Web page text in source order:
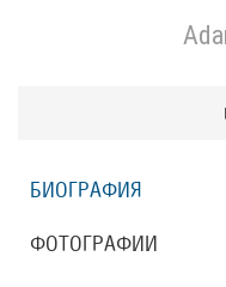
БИОГРАФИЯ
ФОТОГРАФИИ